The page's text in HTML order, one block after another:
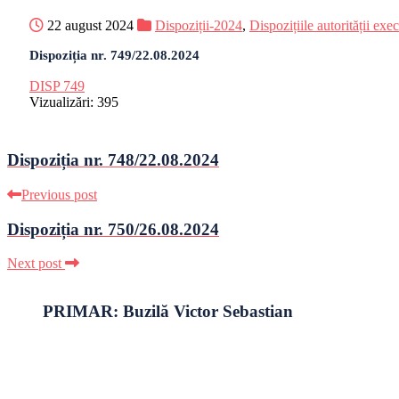
22 august 2024 Dispoziții-2024, Dispozițiile autorității
Dispoziția nr. 749/22.08.2024
DISP 749
Vizualizări: 395
Dispoziția nr. 748/22.08.2024
Previous post
Dispoziția nr. 750/26.08.2024
Next post
PRIMAR: Buzilă Victor Sebastian